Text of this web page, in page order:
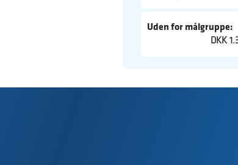
Uden for målgruppe:
DKK